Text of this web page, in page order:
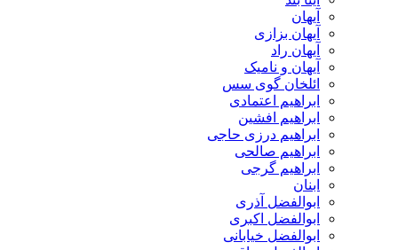
آیهان
آیهان بزازی
آیهان راد
آیهان و نامیک
ائلخان گوی سس
ابراهیم اعتمادی
ابراهیم افشین
ابراهیم درزی حاجی
ابراهیم صالحی
ابراهیم گرجی
ابنان
ابوالفضل آذری
ابوالفضل اکبری
ابوالفضل خیابانی